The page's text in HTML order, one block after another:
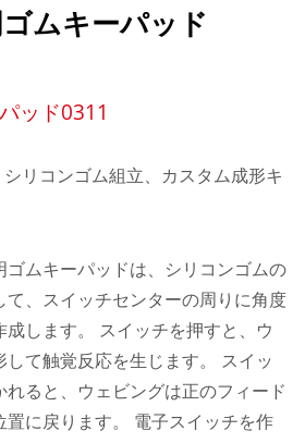
ムキーパッド
ッド0311
シリコンゴム組立、カスタム成形キ
ゴムキーパッドは、シリコンゴムの
て、スイッチセンターの周りに角度
します。 スイッチを押すと、ウ
して触覚反応を生じます。 スイッ
れると、ウェビングは正のフィード
置に戻ります。 電子スイッチを作